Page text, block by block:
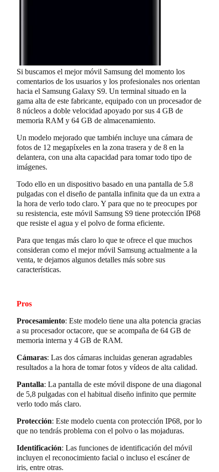
Si buscamos el mejor móvil Samsung del momento los
comentarios de los usuarios y los profesionales nos orientan
hacia el Samsung Galaxy S9. Un terminal situado en la
gama alta de este fabricante, equipado con un procesador de
8 núcleos a doble velocidad apoyado por sus 4 GB de
memoria RAM y 64 GB de almacenamiento.
Un modelo mejorado que también incluye una cámara de
fotos de 12 megapíxeles en la zona trasera y de 8 en la
delantera, con una alta capacidad para tomar todo tipo de
imágenes.
Todo ello en un dispositivo basado en una pantalla de 5.8
pulgadas con el diseño de pantalla infinita que da un extra a
la hora de verlo todo claro. Y para que no te preocupes por
su resistencia, este móvil Samsung S9 tiene protección IP68
que resiste el agua y el polvo de forma eficiente.
Para que tengas más claro lo que te ofrece el que muchos
consideran como el mejor móvil Samsung actualmente a la
venta, te dejamos algunos detalles más sobre sus
características.
Pros
Procesamiento: Este modelo tiene una alta potencia gracias
a su procesador octacore, que se acompaña de 64 GB de
memoria interna y 4 GB de RAM.
Cámaras: Las dos cámaras incluidas generan agradables
resultados a la hora de tomar fotos y vídeos de alta calidad.
Pantalla: La pantalla de este móvil dispone de una diagonal
de 5,8 pulgadas con el habitual diseño infinito que permite
verlo todo más claro.
Protección: Este modelo cuenta con protección IP68, por lo
que no tendrás problema con el polvo o las mojaduras.
Identificación: Las funciones de identificación del móvil
incluyen el reconocimiento facial o incluso el escáner de
iris, entre otras.